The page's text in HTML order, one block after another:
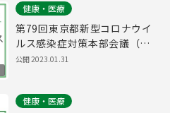
健康・医療
第79回東京都新型コロナウイ
ルス感染症対策本部会議（令
和5年1月31日 16時15分～）
公開2023.01.31
健康・医療